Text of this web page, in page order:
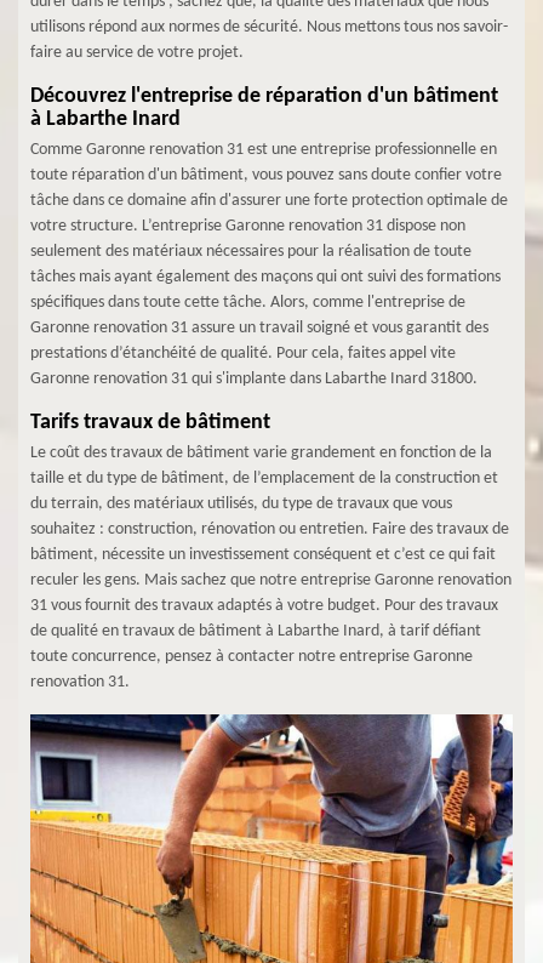
utilisons répond aux normes de sécurité. Nous mettons tous nos savoir-
faire au service de votre projet.
Découvrez l'entreprise de réparation d'un bâtiment
à Labarthe Inard
Comme Garonne renovation 31 est une entreprise professionnelle en
toute réparation d'un bâtiment, vous pouvez sans doute confier votre
tâche dans ce domaine afin d'assurer une forte protection optimale de
votre structure. L’entreprise Garonne renovation 31 dispose non
seulement des matériaux nécessaires pour la réalisation de toute
tâches mais ayant également des maçons qui ont suivi des formations
spécifiques dans toute cette tâche. Alors, comme l'entreprise de
Garonne renovation 31 assure un travail soigné et vous garantit des
prestations d’étanchéité de qualité. Pour cela, faites appel vite
Garonne renovation 31 qui s'implante dans Labarthe Inard 31800.
Tarifs travaux de bâtiment
Le coût des travaux de bâtiment varie grandement en fonction de la
taille et du type de bâtiment, de l’emplacement de la construction et
du terrain, des matériaux utilisés, du type de travaux que vous
souhaitez : construction, rénovation ou entretien. Faire des travaux de
bâtiment, nécessite un investissement conséquent et c’est ce qui fait
reculer les gens. Mais sachez que notre entreprise Garonne renovation
31 vous fournit des travaux adaptés à votre budget. Pour des travaux
de qualité en travaux de bâtiment à Labarthe Inard, à tarif défiant
toute concurrence, pensez à contacter notre entreprise Garonne
renovation 31.